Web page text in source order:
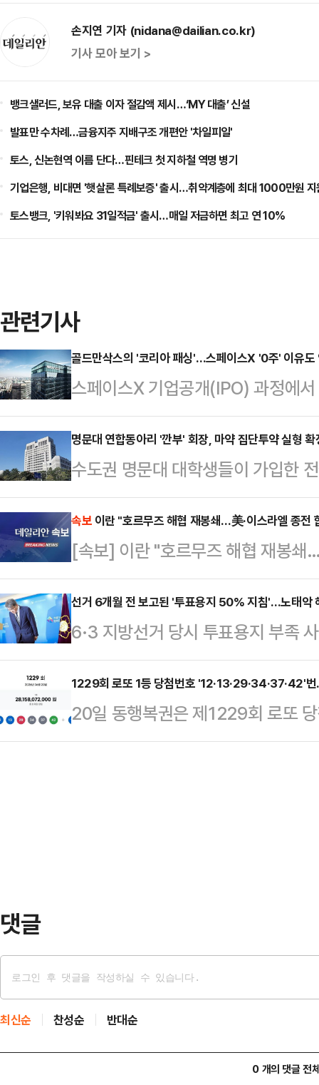
손지연 기자 (nidana@dailian.co.kr)
기사 모아 보기 >
뱅크샐러드, 보유 대출 이자 절감액 제시…‘MY 대출’ 신설
발표만 수차례…금융지주 지배구조 개편안 '차일피일'
토스, 신논현역 이름 단다…핀테크 첫 지하철 역명 병기
기업은행, 비대면 '햇살론 특례보증' 출시…취약계층에 최대 1000만원 지
토스뱅크, '키워봐요 31일적금' 출시…매일 저금하면 최고 연 10%
관련기사
골드만삭스의 '코리아 패싱'…스페이스X '0주' 이유도
스페이스X 기업공개(IPO) 과정에
이뤄지지 않은 '0주 사태'를 둘러싼
이 스페이스X IPO 최종 배정 물량
운데 주관사인 골드만삭스의 압도
업계에 따르면 글로벌 IPO 배정 구
다. 미래에셋의 경우 스페이스X
배정 권한은 해외 대표주관사인 골
에게 일정 …
명문대 연합동아리 '깐부' 회장, 마약 집단투약 실형 확
수도권 명문대 대학생들이 가입한
로 있으며 마약을 구매·투약한 혐
다.20일 법조계에 따르면 대법원 2
리에 관한 법률 위반(향정) 등 혐의
개월을 선고한 원심을 확정했다.염
개 대학 학생이 포함된 수백 명 규
로 활동하면서 마약을 집단 투약하
동아리에서…
속보 이란 "호르무즈 해협 재봉쇄…美·이스라엘 종전
[속보] 이란 "호르무즈 해협 재봉쇄
선거 6개월 전 보고된 '투표용지 50% 지침'…노태악
6·3 지방선거 당시 투표용지 부족
지침'이 선거 6개월 전 노태악 전 중
으로 나타났다. 노 전 위원장은 당
취지로 진상규명위원회에 답변했
포함됐던 사실을 확인하고 입장을
1229회 로또 1등 당첨번호 '12·13·29·34·37·42'
20일 동행복권은 제1229회 로또
고 밝혔다. 보너스 번호는 16번이
댓글
최신순 찬성순 반대순
0 개의 댓글 전